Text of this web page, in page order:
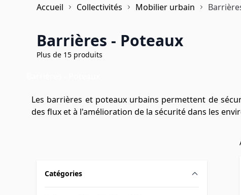
Accueil Collectivités Mobilier urbain
Barrières - Poteaux
Plus de 15 produits
Les barrières et poteaux urbains permettent de
des flux et à l'amélioration de la sécurité dans les
Catégories